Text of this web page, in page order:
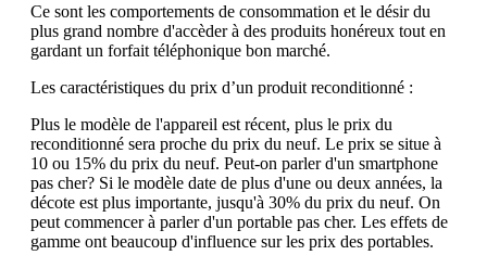
Ce sont les comportements de consommation et le désir du
plus grand nombre d'accèder à des produits honéreux tout en
gardant un forfait téléphonique bon marché.
Les caractéristiques du prix d’un produit reconditionné :
Plus le modèle de l'appareil est récent, plus le prix du
reconditionné sera proche du prix du neuf. Le prix se situe à
10 ou 15% du prix du neuf. Peut-on parler d'un smartphone
pas cher? Si le modèle date de plus d'une ou deux années, la
décote est plus importante, jusqu'à 30% du prix du neuf. On
peut commencer à parler d'un portable pas cher. Les effets de
gamme ont beaucoup d'influence sur les prix des portables.